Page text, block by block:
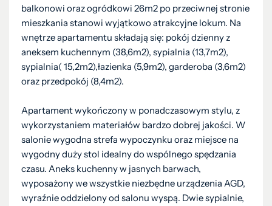
balkonowi oraz ogródkowi 26m2 po przeciwnej stronie
mieszkania stanowi wyjątkowo atrakcyjne lokum. Na
wnętrze apartamentu składają się: pokój dzienny z
aneksem kuchennym (38,6m2), sypialnia (13,7m2),
sypialnia( 15,2m2),łazienka (5,9m2), garderoba (3,6m2)
oraz przedpokój (8,4m2).
Apartament wykończony w ponadczasowym stylu, z
wykorzystaniem materiałów bardzo dobrej jakości. W
salonie wygodna strefa wypoczynku oraz miejsce na
wygodny duży stol idealny do wspólnego spędzania
czasu. Aneks kuchenny w jasnych barwach,
wyposażony we wszystkie niezbędne urządzenia AGD,
wyraźnie oddzielony od salonu wyspą. Dwie sypialnie,